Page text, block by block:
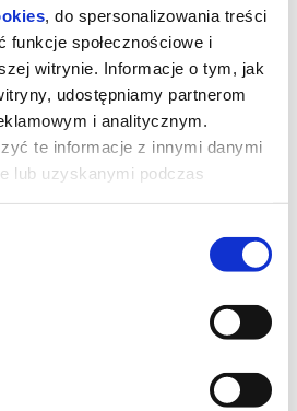
, do spersonalizowania treści
funkcje społecznościowe i
witrynie. Informacje o tym, jak
udostępniamy partnerom
i analitycznym.
te informacje z innymi danymi
lub uzyskanymi podczas
Bethany (Charli XCX) przyjeżdża do
z chłopakiem. Kiedy spotyka Nel
sprzed lat, wybucha między nimi
miasta – jak najdalej od miejsca, w
decyzje ważące na reszcie ich